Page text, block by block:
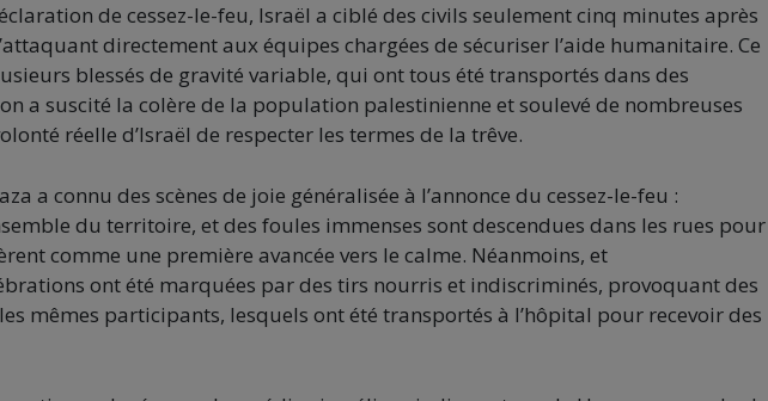
de cessez-le-feu, Israël a ciblé des civils seulement cinq minutes après
directement aux équipes chargées de sécuriser l’aide humanitaire. Ce
blessés de gravité variable, qui ont tous été transportés dans des
a suscité la colère de la population palestinienne et soulevé de nombreuses
réelle d’Israël de respecter les termes de la trêve.
a connu des scènes de joie généralisée à l’annonce du cessez-le-feu :
du territoire, et des foules immenses sont descendues dans les rues pour
comme une première avancée vers le calme. Néanmoins, et
ont été marquées par des tirs nourris et indiscriminés, provoquant des
mêmes participants, lesquels ont été transportés à l’hôpital pour recevoir des